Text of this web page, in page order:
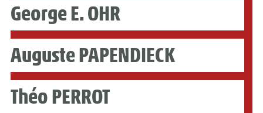
George E. OHR
Auguste PAPENDIECK
Théo PERROT